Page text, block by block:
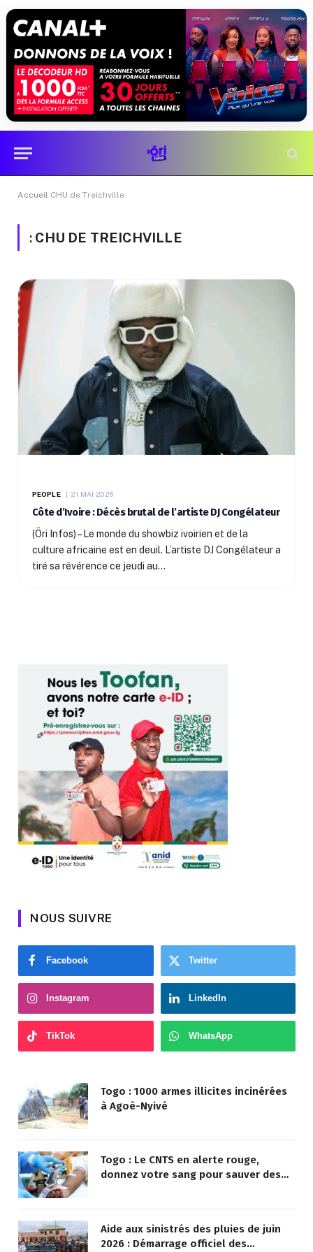
Accueil CHU de Treichville
: CHU DE TREICHVILLE
PEOPLE 21 MAI 2026
Côte d’Ivoire : Décès brutal de l’artiste DJ Congélateur
(Öri Infos) – Le monde du showbiz ivoirien et de la
culture africaine est en deuil. L’artiste DJ Congélateur a
tiré sa révérence ce jeudi au…
NOUS SUIVRE
Facebook Twitter
Instagram LinkedIn
TikTok WhatsApp
Togo : 1000 armes illicites incinérées
à Agoè-Nyivé
Togo : Le CNTS en alerte rouge,
donnez votre sang pour sauver des
Aide aux sinistrés des pluies de juin
2026 : Démarrage officiel des